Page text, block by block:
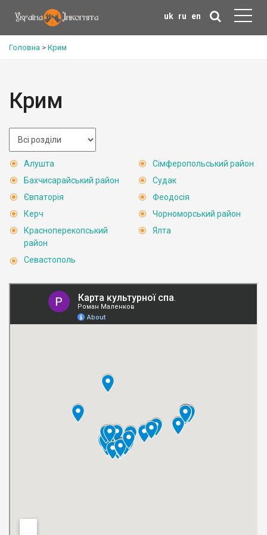
uk ru en
Головна > Крим
Крим
Алушта
Бахчисарайський район
Євпаторія
Керч
Красноперекопський
район
Севастополь
Сімферопольський район
Судак
Феодосія
Чорноморський район
Ялта